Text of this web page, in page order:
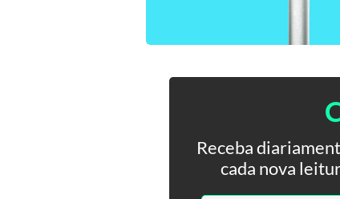
Receba
cada nova